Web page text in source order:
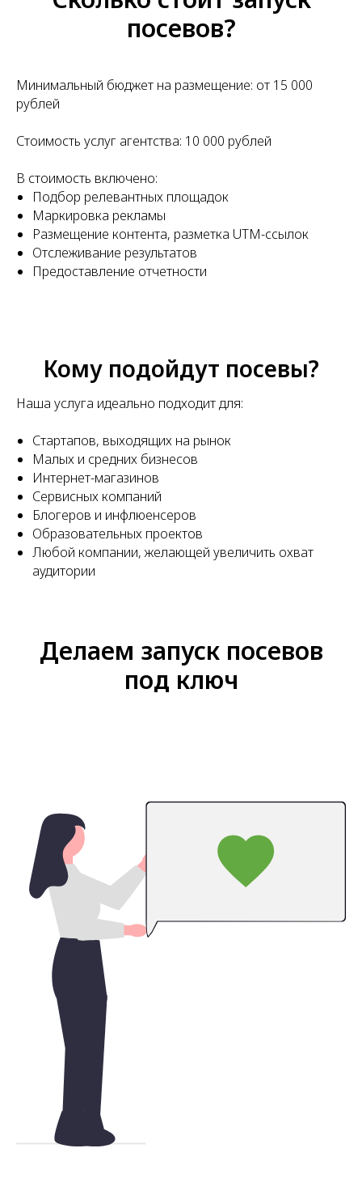
посевов?
Минимальный бюджет на размещение: от 15 000
рублей
Стоимость услуг агентства: 10 000 рублей
В стоимость включено:
Подбор релевантных площадок
Маркировка рекламы
Размещение контента, разметка UTM-ссылок
Отслеживание результатов
Предоставление отчетности
Кому подойдут посевы?
Наша услуга идеально подходит для:
Стартапов, выходящих на рынок
Малых и средних бизнесов
Интернет-магазинов
Сервисных компаний
Блогеров и инфлюенсеров
Образовательных проектов
Любой компании, желающей увеличить охват
аудитории
Делаем запуск посевов
под ключ